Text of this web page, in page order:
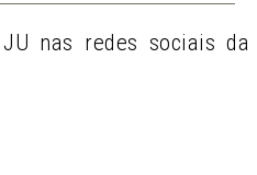
nas redes sociais da